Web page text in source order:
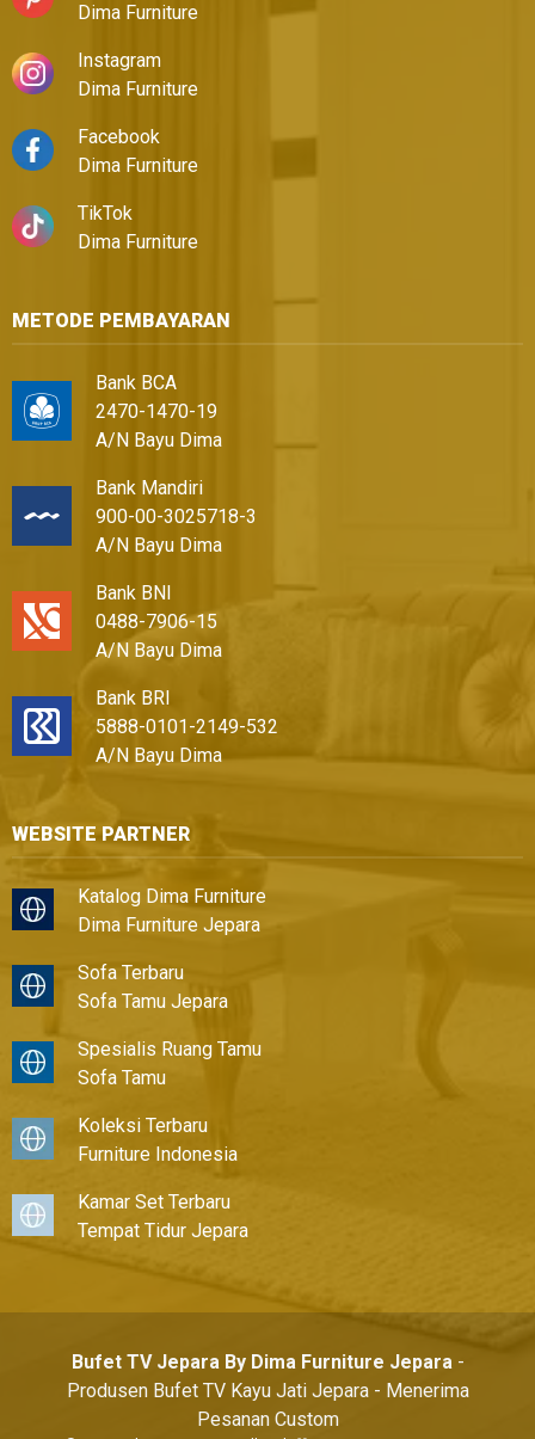
Dima Furniture
Instagram
Dima Furniture
Facebook
Dima Furniture
TikTok
Dima Furniture
METODE PEMBAYARAN
Bank BCA
2470-1470-19
A/N Bayu Dima
Bank Mandiri
900-00-3025718-3
A/N Bayu Dima
Bank BNI
0488-7906-15
A/N Bayu Dima
Bank BRI
5888-0101-2149-532
A/N Bayu Dima
WEBSITE PARTNER
Katalog Dima Furniture
Dima Furniture Jepara
Sofa Terbaru
Sofa Tamu Jepara
Spesialis Ruang Tamu
Sofa Tamu
Koleksi Terbaru
Furniture Indonesia
Kamar Set Terbaru
Tempat Tidur Jepara
Bufet TV Jepara By Dima Furniture Jepara-
Produsen Bufet TV Kayu Jati Jepara - Menerima
Pesanan Custom